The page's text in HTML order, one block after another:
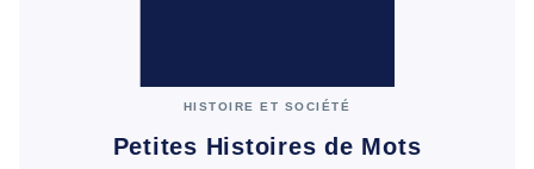
HISTOIRE ET SOCIÉTÉ
Petites Histoires de Mots